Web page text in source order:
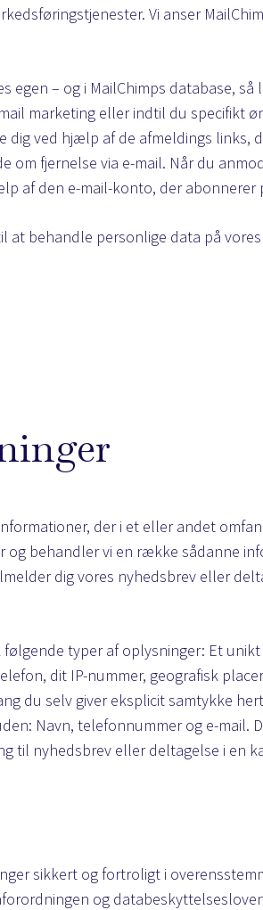
Vi anser
egen – og i MailChimps database,
marketing eller indtil du specifikt
dig ved hjælp af de afmeldings links,
om fjernelse via e-mail. Når du
af den e-mail-konto, der abonnerer
behandle personlige data på
der i et eller andet
og behandler vi en række sådanne
dig vores nyhedsbrev eller
typer af oplysninger: Et
dit IP-nummer, geografisk
du selv giver eksplicit samtykke
Navn, telefonnummer og e-mail.
til nyhedsbrev eller deltagelse i en
sikkert og fortroligt i
og